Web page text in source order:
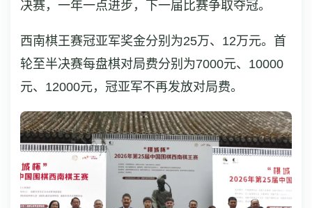
决赛，一年一点进步，下一届比赛争取夺冠。
西南棋王赛冠亚军奖金分别为25万、12万元。首
轮至半决赛每盘棋对局费分别为7000元、10000
元、12000元，冠亚军不再发放对局费。